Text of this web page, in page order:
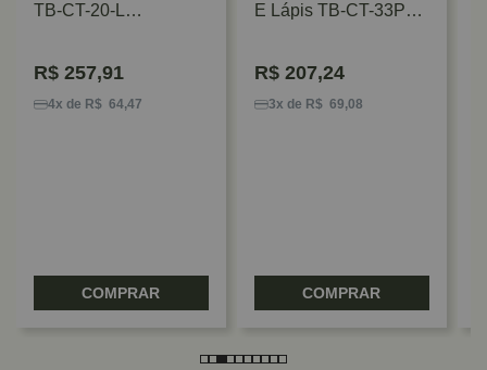
TB-CT-20-L
R$ 257,91
4x de R$ 64,47
COMPRAR
E Lápis TB-CT-33P
R$ 207,24
3x de R$ 69,08
COMPRAR